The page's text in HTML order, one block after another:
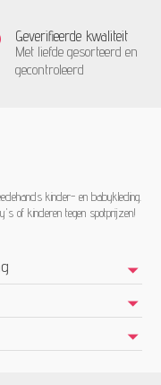
Geverifieerde kwaliteit
Met liefde gesorteerd en
gecontroleerd
kinder- en babykleding.
of kinderen tegen spotprijzen!